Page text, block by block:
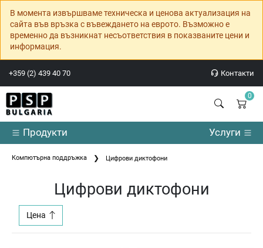
В момента извършваме техническа и ценова актуализация на
сайта във връзка с въвеждането на еврото. Възможно е
временно да възникнат несъответствия в показваните цени и
информация.
+359 (2) 439 40 70 Контакти
0
Продукти Услуги
Компютърна поддръжка Цифрови диктофони
Цифрови диктофони
Цена